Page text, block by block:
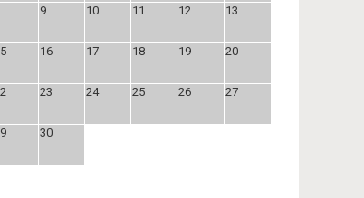
9 10 11 12 13
16 17 18 19 20
23 24 25 26 27
30